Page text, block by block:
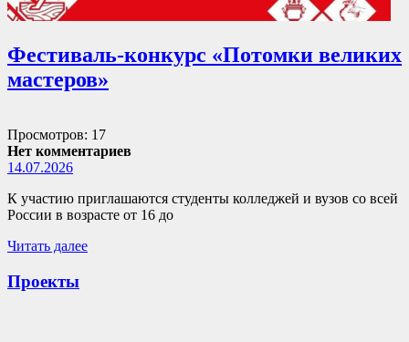
Фестиваль-конкурс «Потомки великих
мастеров»
Просмотров: 17
Нет комментариев
14.07.2026
К участию приглашаются студенты колледжей и вузов со всей
России в возрасте от 16 до
Читать далее
Проекты